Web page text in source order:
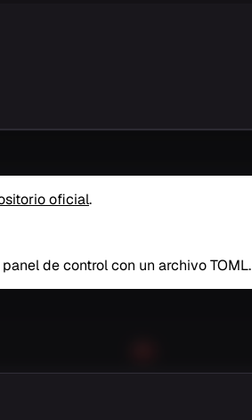
oficial.
de control con un archivo TOML.